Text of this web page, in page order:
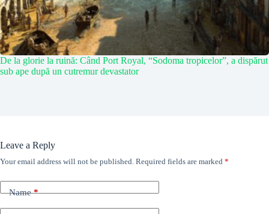
De la glorie la ruină: Când Port Royal, “Sodoma tropicelor”, a dispărut
sub ape după un cutremur devastator
Leave a Reply
Your email address will not be published. Required fields are marked *
Name*